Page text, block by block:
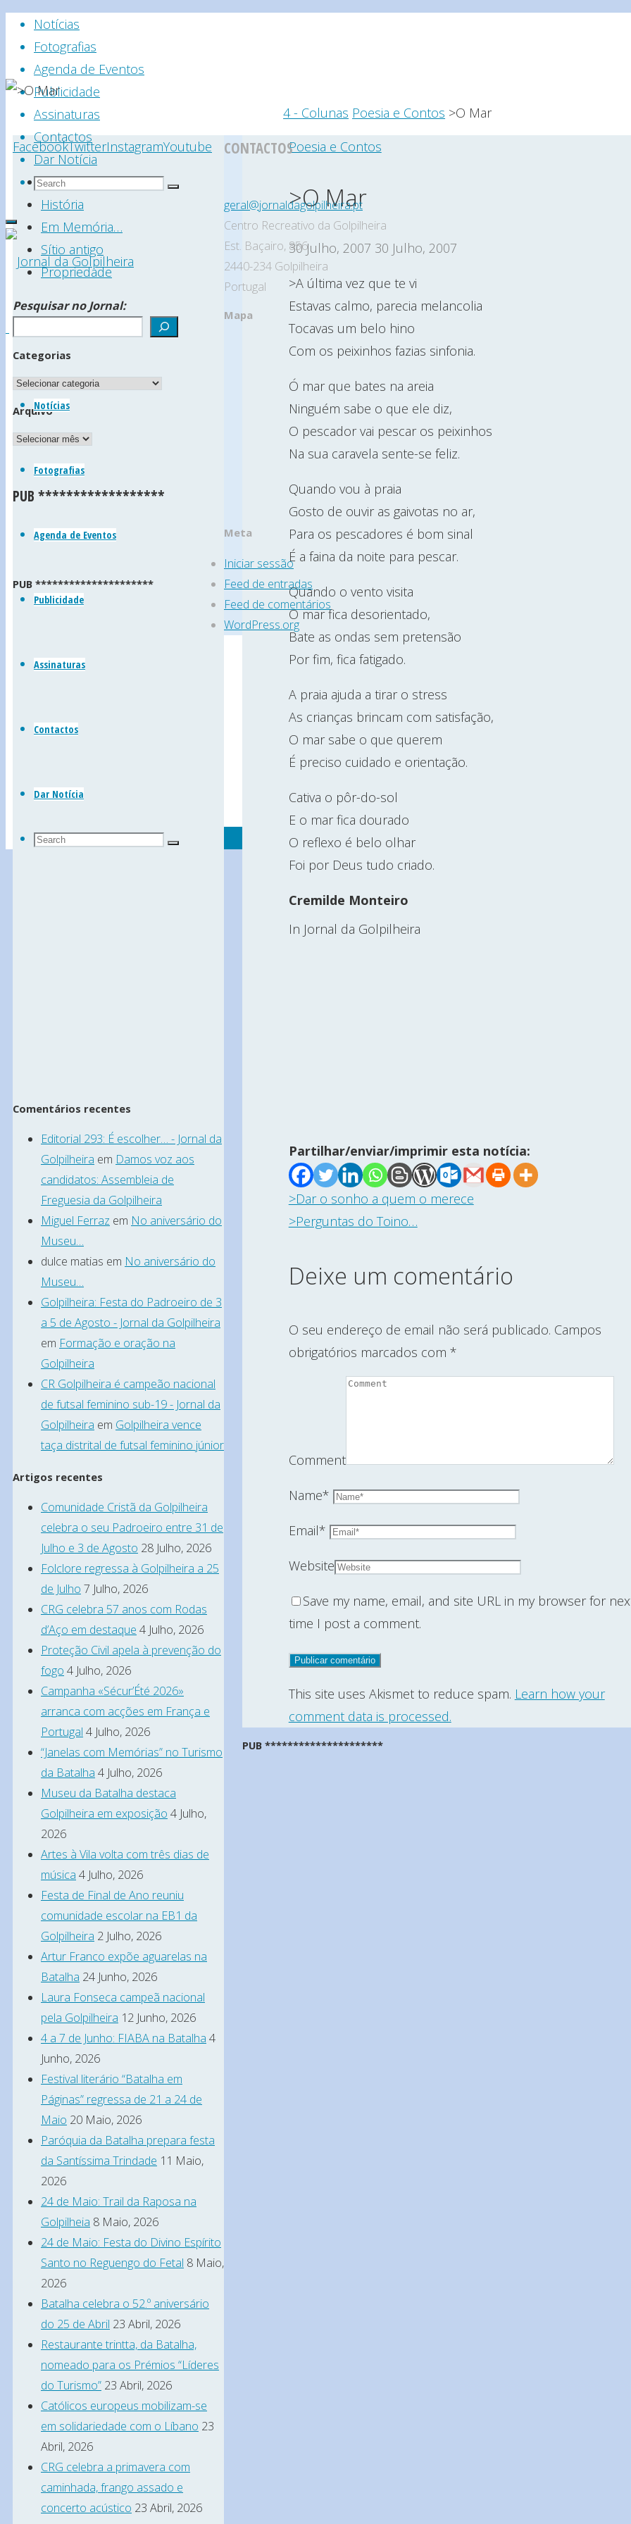
Skip
content
Notícias
Fotografias
Agenda de Eventos
Publicidade
Assinaturas
Contactos
Dar Notícia
Search
Search
for:
Search
Jornal
da
Golpilheira
(Freguesia
Concelho
Batalha
Distrito
Notícias
Fotografias
Agenda de Eventos
Publicidade
Assinaturas
Contactos
Dar Notícia
Search
Search
Home
4 - Colunas Poesia e Contos >O Mar
Poesia e Contos
>O Mar
30 Julho, 2007 30 Julho, 2007
>A última vez que te vi
Estavas calmo, parecia melancolia
Tocavas um belo hino
Com os peixinhos fazias sinfonia.
Ó mar que bates na areia
Ninguém sabe o que ele diz,
O pescador vai pescar os peixinhos
Na sua caravela sente-se feliz.
Quando vou à praia
Gosto de ouvir as gaivotas no ar,
Para os pescadores é bom sinal
É a faina da noite para pescar.
Quando o vento visita
O mar fica desorientado,
Bate as ondas sem pretensão
Por fim, fica fatigado.
A praia ajuda a tirar o stress
As crianças brincam com satisfação,
O mar sabe o que querem
É preciso cuidado e orientação.
Cativa o pôr-do-sol
E o mar fica dourado
O reflexo é belo olhar
Foi por Deus tudo criado.
Cremilde Monteiro
In Jornal da Golpilheira
Partilhar/enviar/imprimir esta notícia:
>Dar o sonho a quem o merece
>Perguntas do Toino…
Deixe um comentário
O seu endereço de email não será publicado. Campos
obrigatórios marcados com *
Comment
Name*
Email*
Website
Save my name, email, and site URL in my browser for
time I post a comment.
This site uses Akismet to reduce spam. Learn how your
comment data is processed.
PUB *********************
FacebookTwitterInstagramYoutube
Estatuto Editorial
História
Em Memória…
Sítio antigo
Propriedade
Pesquisar no Jornal:
Categorias
Categorias
Arquivo
Arquivo
PUB ******************
PUB *********************
Comentários recentes
Editorial 293: É escolher… - Jornal da
Golpilheira em Damos voz aos
candidatos: Assembleia de
Freguesia da Golpilheira
Miguel Ferraz em No aniversário do
Museu…
dulce matias em No aniversário do
Museu…
Golpilheira: Festa do Padroeiro de 3
a 5 de Agosto - Jornal da Golpilheira
em Formação e oração na
Golpilheira
CR Golpilheira é campeão nacional
de futsal feminino sub-19 - Jornal da
Golpilheira em Golpilheira vence
taça distrital de futsal feminino júnior
Artigos recentes
Comunidade Cristã da Golpilheira
celebra o seu Padroeiro entre 31 de
Julho e 3 de Agosto 28 Julho, 2026
Folclore regressa à Golpilheira a 25
de Julho 7 Julho, 2026
CRG celebra 57 anos com Rodas
d’Aço em destaque 4 Julho, 2026
Proteção Civil apela à prevenção do
fogo 4 Julho, 2026
Campanha «Sécur’Été 2026»
arranca com acções em França e
Portugal 4 Julho, 2026
“Janelas com Memórias” no Turismo
da Batalha 4 Julho, 2026
Museu da Batalha destaca
Golpilheira em exposição 4 Julho,
2026
Artes à Vila volta com três dias de
música 4 Julho, 2026
Festa de Final de Ano reuniu
comunidade escolar na EB1 da
Golpilheira 2 Julho, 2026
Artur Franco expõe aguarelas na
Batalha 24 Junho, 2026
Laura Fonseca campeã nacional
pela Golpilheira 12 Junho, 2026
4 a 7 de Junho: FIABA na Batalha 4
Junho, 2026
Festival literário “Batalha em
Páginas” regressa de 21 a 24 de
Maio 20 Maio, 2026
Paróquia da Batalha prepara festa
da Santíssima Trindade 11 Maio,
2026
24 de Maio: Trail da Raposa na
Golpilheia 8 Maio, 2026
24 de Maio: Festa do Divino Espírito
Santo no Reguengo do Fetal 8 Maio,
2026
Batalha celebra o 52.º aniversário
do 25 de Abril 23 Abril, 2026
Restaurante trintta, da Batalha,
nomeado para os Prémios “Líderes
do Turismo” 23 Abril, 2026
Católicos europeus mobilizam-se
em solidariedade com o Líbano 23
Abril, 2026
CRG celebra a primavera com
caminhada, frango assado e
concerto acústico 23 Abril, 2026
CONTACTOS
geral@jornaldagolpilheira.pt
Centro Recreativo da Golpilheira
Est. Baçairo, 856
2440-234 Golpilheira
Portugal
Mapa
Meta
Iniciar sessão
Feed de entradas
Feed de comentários
WordPress.org